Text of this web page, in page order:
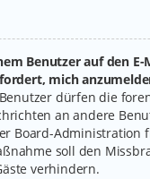
Benutzer auf den
mich
dürfen die
an andere
Board-Administration
soll den
verhindern.